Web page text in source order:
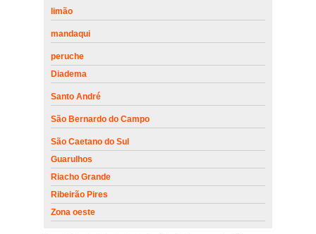
limão
mandaqui
peruche
Diadema
Santo André
São Bernardo do Campo
São Caetano do Sul
Guarulhos
Riacho Grande
Ribeirão Pires
Zona oeste